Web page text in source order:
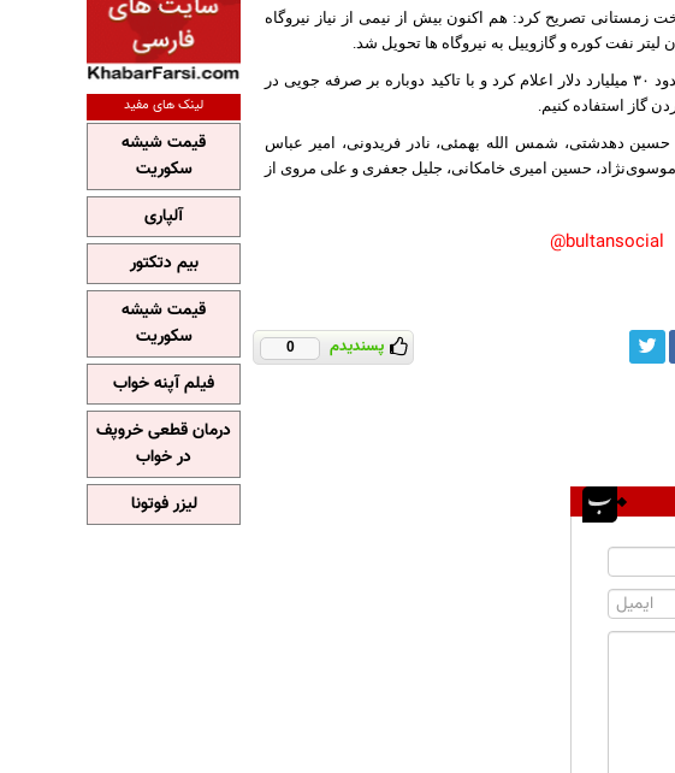
زمستانی تصریح کرد: هم اکنون بیش از نیمی از نیاز نیروگاه
وزیر نفت عدم النفع ناشی از مصرف سوخت مایع به جای گاز در نیروگاه ها را حدود ٣٠ میلیارد دلار اعلام کرد و با تاکید دوباره بر صرفه جویی در
گاز استفاده کنیم.
دهدشتی، شمس الله بهمئی، نادر فریدونی، امیر عباس
حسین امیری خامکانی، جلیل جعفری و علی مروی از
bultansocial@
پسندیدم 0
لینک های مفید
قیمت شیشه
سکوریت
آلپاری
بیم دتکتور
قیمت شیشه
سکوریت
فیلم آپنه خواب
درمان قطعی خروپف
در خواب
لیزر فوتونا